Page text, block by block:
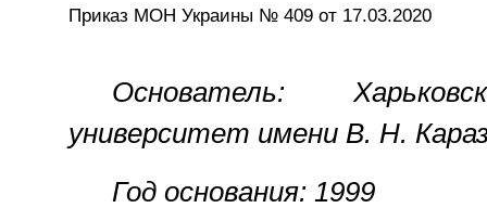
Приказ МОН Украины № 409 от 17.03.2020
Основатель:
университет имени В. Н.
Год основания: 1999